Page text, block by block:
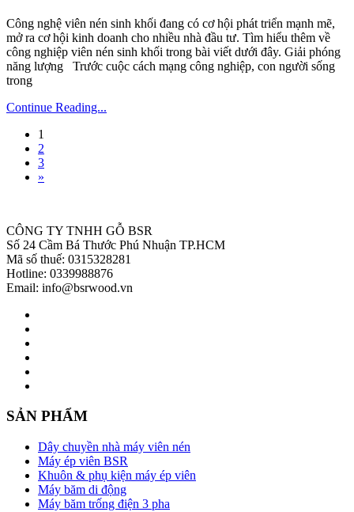
Công nghệ viên nén sinh khối đang có cơ hội phát triển mạnh mẽ,
mở ra cơ hội kinh doanh cho nhiều nhà đầu tư. Tìm hiểu thêm về
công nghiệp viên nén sinh khối trong bài viết dưới đây. Giải phóng
năng lượng Trước cuộc cách mạng công nghiệp, con người sống
trong
Continue Reading...
1
2
3
»
CÔNG TY TNHH GỖ BSR
Số 24 Cầm Bá Thước Phú Nhuận TP.HCM
Mã số thuế: 0315328281
Hotline: 0339988876
Email: info@bsrwood.vn
SẢN PHẨM
Dây chuyền nhà máy viên nén
Máy ép viên BSR
Khuôn & phụ kiện máy ép viên
Máy băm di động
Máy băm trống điện 3 pha